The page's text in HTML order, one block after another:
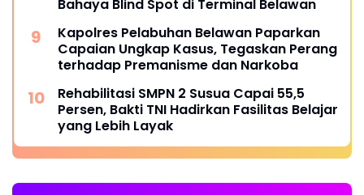
Bahaya Blind Spot di Terminal Belawan
Kapolres Pelabuhan Belawan Paparkan
Capaian Ungkap Kasus, Tegaskan Perang
terhadap Premanisme dan Narkoba
Rehabilitasi SMPN 2 Susua Capai 55,5
Persen, Bakti TNI Hadirkan Fasilitas Belajar
yang Lebih Layak